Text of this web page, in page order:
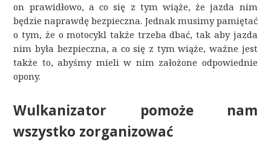
on prawidłowo, a co się z tym wiąże, że jazda nim
będzie naprawdę bezpieczna. Jednak musimy pamiętać
o tym, że o motocykl także trzeba dbać, tak aby jazda
nim była bezpieczna, a co się z tym wiąże, ważne jest
także to, abyśmy mieli w nim założone odpowiednie
opony.
Wulkanizator pomoże nam
wszystko zorganizować